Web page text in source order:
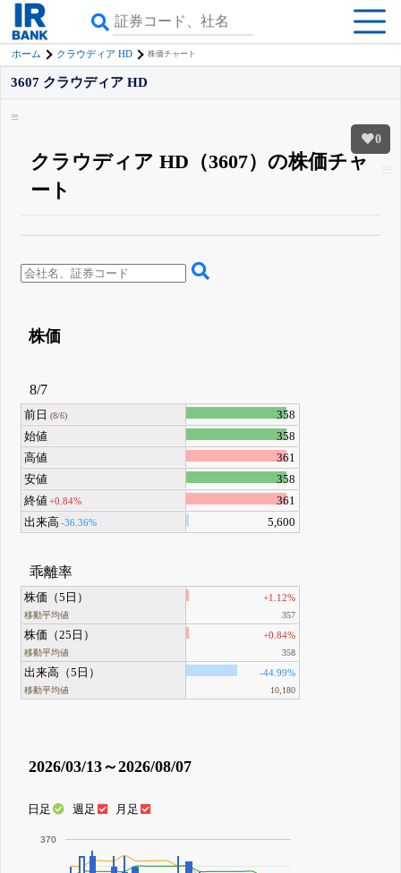
ホーム クラウディア HD 株価チャート
0
3607 クラウディア HD
クラウディア HD（3607）の株価チャ
ート
詳しく見られる無料でβ版をはじめる
登録すると永久30%OFFと米株版の先行利用も付きます
株価
8/7
前日 (8/6)
358
始値
358
高値
361
安値
358
終値+0.84%
361
出来高 -36.36% 5,600
乖離率
株価（5日）
移動平均値
+1.12%
357
株価（25日）
移動平均値
+0.84%
358
出来高（5日）
移動平均値
-44.99%
10,180
2026/03/13～2026/08/07
日足 週足 月足
370